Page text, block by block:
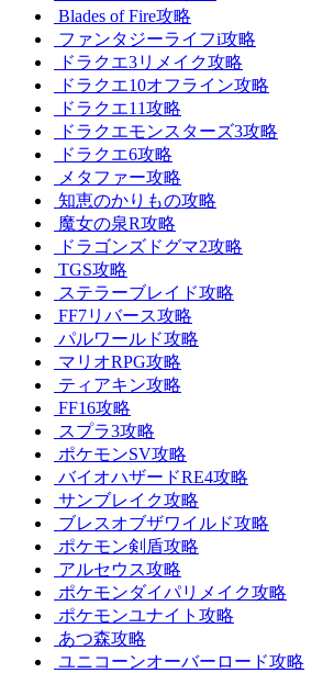
Blades of Fire攻略
ファンタジーライフi攻略
ドラクエ3リメイク攻略
ドラクエ10オフライン攻略
ドラクエ11攻略
ドラクエモンスターズ3攻略
ドラクエ6攻略
メタファー攻略
知恵のかりもの攻略
魔女の泉R攻略
ドラゴンズドグマ2攻略
TGS攻略
ステラーブレイド攻略
FF7リバース攻略
パルワールド攻略
マリオRPG攻略
ティアキン攻略
FF16攻略
スプラ3攻略
ポケモンSV攻略
バイオハザードRE4攻略
サンブレイク攻略
ブレスオブザワイルド攻略
ポケモン剣盾攻略
アルセウス攻略
ポケモンダイパリメイク攻略
ポケモンユナイト攻略
あつ森攻略
ユニコーンオーバーロード攻略